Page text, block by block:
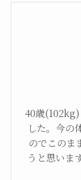
40歳(102kg)
した。今の
のでこのま
うと思いま